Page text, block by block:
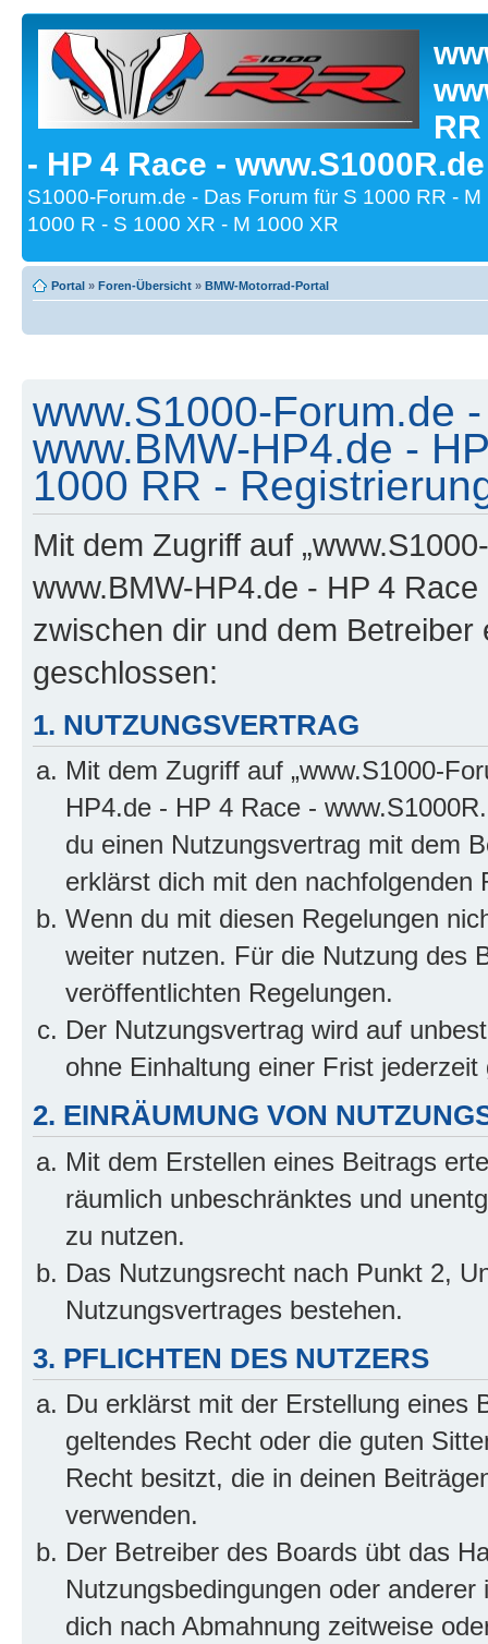
- HP 4 Race -
S1000-Forum.de - Das Forum für S 1000 RR -
1000 R - S 1000 XR - M 1000 XR
Portal » Foren-Übersicht » BMW-Motorrad-Portal
www.S1000-Forum.de
www.BMW-HP4.de -
1000 RR -
Mit dem Zugriff auf
www.BMW-HP4.de - HP 4
zwischen dir und dem
geschlossen:
1. NUTZUNGSVERTRAG
Mit dem Zugriff auf „www.S1000-
HP4.de - HP 4 Race -
du einen Nutzungsvertrag mit dem
erklärst dich mit den nachfolgenden
Wenn du mit diesen Regelungen
weiter nutzen. Für die Nutzung des
veröffentlichten Regelungen.
Der Nutzungsvertrag wird auf
ohne Einhaltung einer Frist
2. EINRÄUMUNG VON
Mit dem Erstellen eines Beitrags
räumlich unbeschränktes und
zu nutzen.
Das Nutzungsrecht nach Punkt 2,
Nutzungsvertrages bestehen.
3. PFLICHTEN DES NUTZERS
Du erklärst mit der Erstellung eines
geltendes Recht oder die guten
Recht besitzt, die in deinen
verwenden.
Der Betreiber des Boards übt das
Nutzungsbedingungen oder
dich nach Abmahnung zeitweise